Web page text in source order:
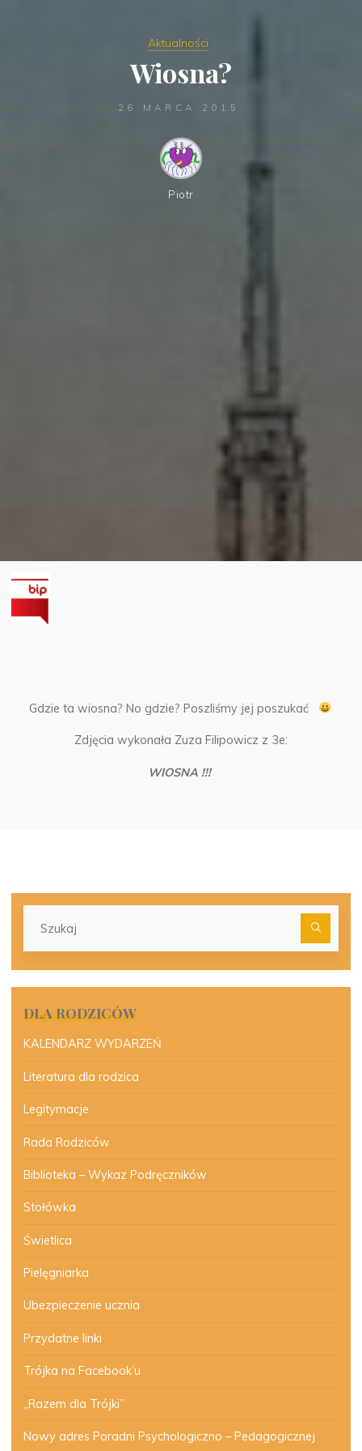
Aktualności
Wiosna?
26 MARCA 2015
Piotr
Gdzie ta wiosna? No gdzie?Poszliśmy jej poszukać
Zdjęcia wykonała Zuza Filipowicz z 3e:
WIOSNA !!!
DLA RODZICÓW
KALENDARZ WYDARZEŃ
Literatura dla rodzica
Legitymacje
Rada Rodziców
Biblioteka – Wykaz Podręczników
Stołówka
Świetlica
Pielęgniarka
Ubezpieczenie ucznia
Przydatne linki
Trójka na Facebook’u
„Razem dla Trójki”
Nowy adres Poradni Psychologiczno – Pedagogicznej